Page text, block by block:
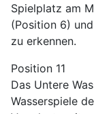
Spielplatz am
(Position 6)
zu erkennen.
Position 11
Das Untere
Wasserspiele